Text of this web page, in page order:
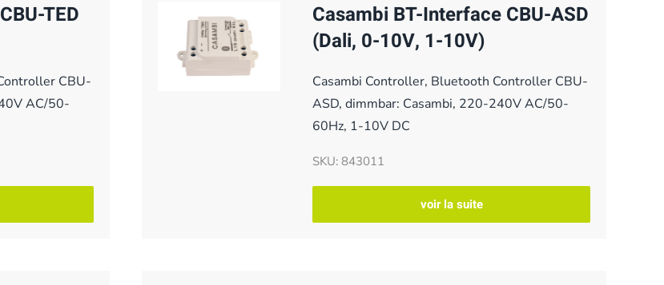
TED
CBU-
AC/50-
Casambi BT-Interface CBU-ASD
(Dali, 0-10V, 1-10V)
Casambi Controller, Bluetooth Controller CBU-
ASD, dimmbar: Casambi, 220-240V AC/50-
60Hz, 1-10V DC
SKU: 843011
voir la suite